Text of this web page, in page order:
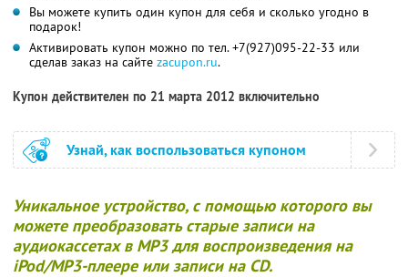
Вы можете купить один купон для себя и сколько угодно в
подарок!
Активировать купон можно по тел. +7(927)095-22-33 или
сделав заказ на сайте zacupon.ru.
Купон действителен по 21 марта 2012 включительно
Узнай, как воспользоваться купоном
Уникальное устройство, с помощью которого вы
можете преобразовать старые записи на
аудиокассетах в MP3 для воспроизведения на
iPod/MP3-плеере или записи на CD.